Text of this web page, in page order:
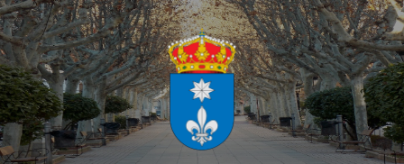
Skip
to
content
Saltar
a
la
navegación
principal
Saltar
a
pie
de
página